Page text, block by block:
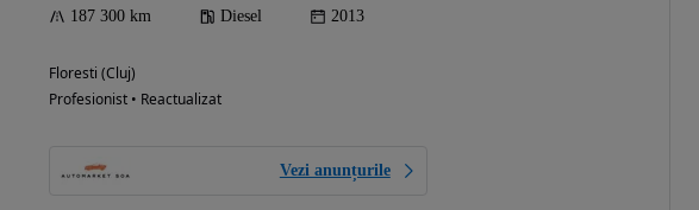
187 300 km Diesel 2013
Floresti (Cluj)
Profesionist • Reactualizat
Vezi anunțurile